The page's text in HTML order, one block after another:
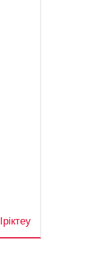
Іріктеу